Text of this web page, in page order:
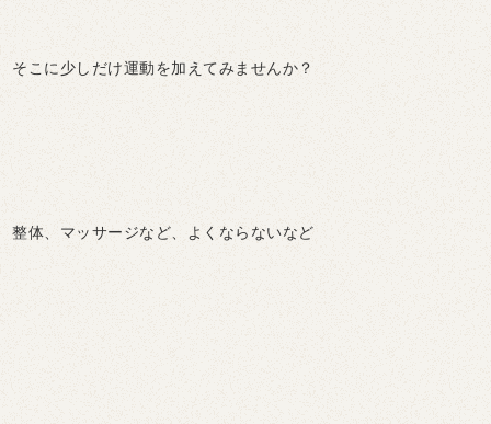
そこに少しだけ運動を加えてみませんか？
整体、マッサージなど、よくならないなど